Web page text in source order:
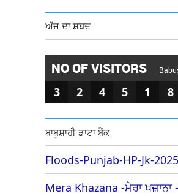
ਅੱਜ ਦਾ ਸ਼ਬਦ
NO OF VISITORS
3 2 4 5 1 8
ਬਾਬੂਸ਼ਾਹੀ ਡਾਟਾ ਬੈਂਕ
Floods-Punjab-HP-Jk-2025
Mera Khazana -ਮੇਰਾ ਖਜ਼ਾਨਾ